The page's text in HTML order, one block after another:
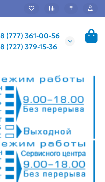
₸
8 (777) 361-00-56
8 (727) 379-15-36